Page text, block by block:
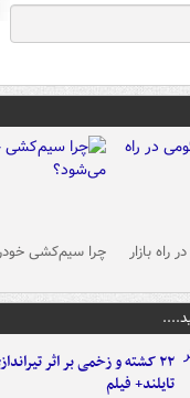
بازار چرا سیم‌کشی
۲۲ کشته و زخمی بر اثر
تایلند+ فیلم